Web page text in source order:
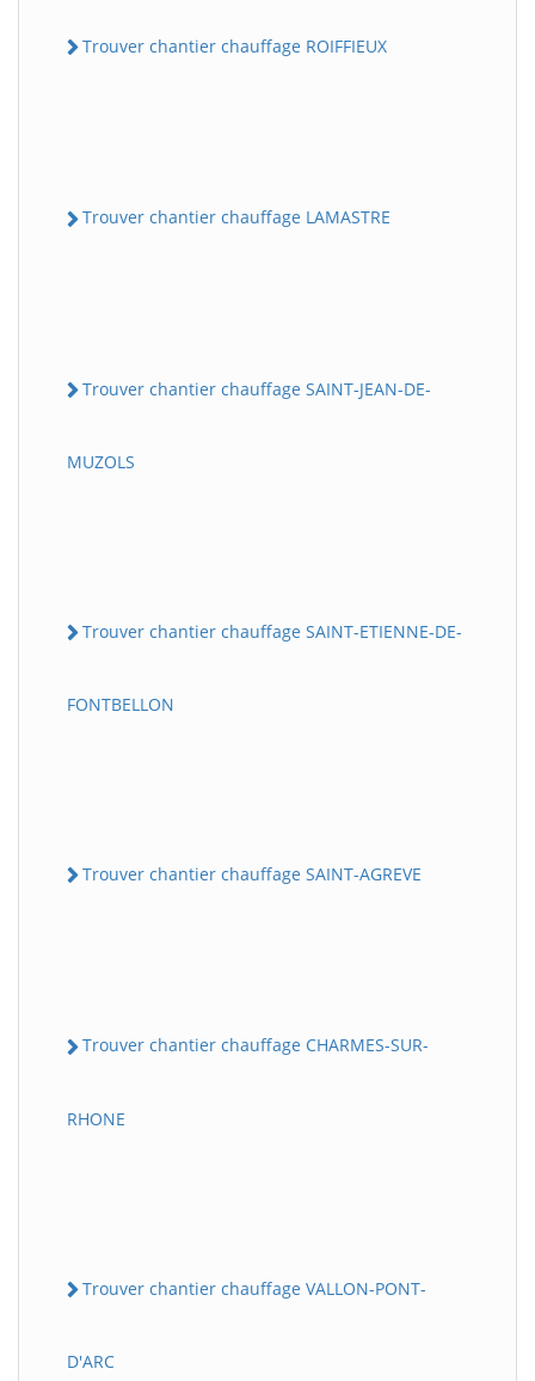
Trouver chantier chauffage ROIFFIEUX
Trouver chantier chauffage LAMASTRE
Trouver chantier chauffage SAINT-JEAN-DE-
MUZOLS
Trouver chantier chauffage SAINT-ETIENNE-DE-
FONTBELLON
Trouver chantier chauffage SAINT-AGREVE
Trouver chantier chauffage CHARMES-SUR-
RHONE
Trouver chantier chauffage VALLON-PONT-
D'ARC